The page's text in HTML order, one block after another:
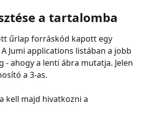
a tartalomba
űrlap forráskód kapott egy
Jumi applications listában a jobb
- ahogy a lenti ábra mutatja. Jelen
a 3-as.
kell majd hivatkozni a